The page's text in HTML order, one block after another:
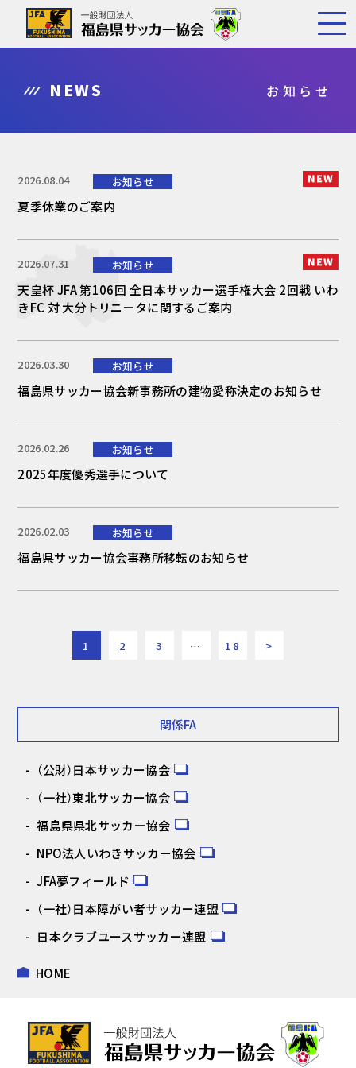
NEWS お知らせ
2026.08.04 お知らせ
夏季休業のご案内
2026.07.31 お知らせ
天皇杯 JFA 第106回 全日本サッカー選手権大会 2回戦 いわ
きFC 対 大分トリニータに関するご案内
2026.03.30 お知らせ
福島県サッカー協会新事務所の建物愛称決定のお知らせ
2026.02.26 お知らせ
2025年度優秀選手について
2026.02.03 お知らせ
福島県サッカー協会事務所移転のお知らせ
1 2 3 … 18 >
関係FA
（公財）日本サッカー協会
（一社）東北サッカー協会
福島県県北サッカー協会
NPO法人いわきサッカー協会
JFA夢フィールド
（一社）日本障がい者サッカー連盟
日本クラブユースサッカー連盟
HOME